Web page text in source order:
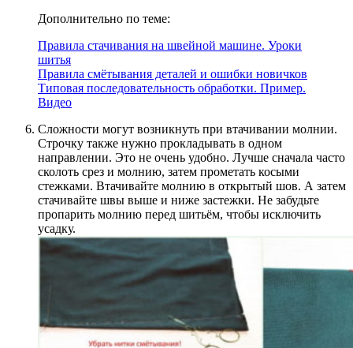
Дополнительно по теме:
Правила стачивания на швейной машине. Уроки
шитья
Правила смётывания деталей и ошибки новичков
Типовая последовательность обработки. Пример.
Видео
Сложности могут возникнуть при втачивании молнии.
Строчку также нужно прокладывать в одном
направлении. Это не очень удобно. Лучше сначала часто
сколоть срез и молнию, затем прометать косыми
стежками. Втачивайте молнию в открытый шов. А затем
стачивайте швы выше и ниже застежки. Не забудьте
пропарить молнию перед шитьём, чтобы исключить
усадку.